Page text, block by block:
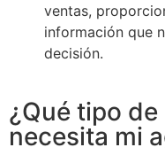
ventas,
información que
decisión.
¿Qué tipo
necesita mi